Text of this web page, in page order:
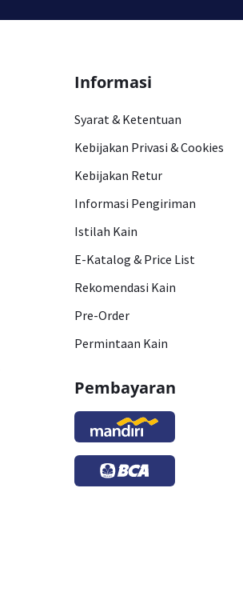
Informasi
Syarat & Ketentuan
Kebijakan Privasi & Cookies
Kebijakan Retur
Informasi Pengiriman
Istilah Kain
E-Katalog & Price List
Rekomendasi Kain
Pre-Order
Permintaan Kain
Pembayaran